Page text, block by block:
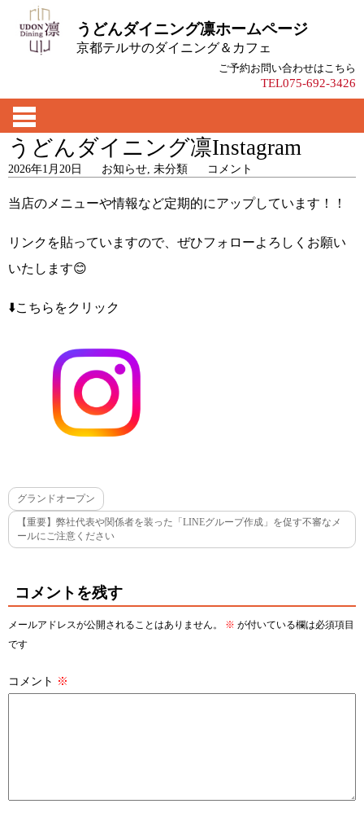
うどんダイニング凛ホームページ
京都テルサのダイニング＆カフェ
ご予約お問い合わせはこちら
TEL075-692-3426
うどんダイニング凛Instagram
2026年1月20日 お知らせ, 未分類 コメント
当店のメニューや情報など定期的にアップしています！！
リンクを貼っていますので、ぜひフォローよろしくお願い
いたします😊
⬇️こちらをクリック
グランドオープン
【重要】弊社代表や関係者を装った「LINEグループ作成」を促す不審なメ
ールにご注意ください
コメントを残す
メールアドレスが公開されることはありません。 ※ が付いている欄は必須項目
です
コメント ※